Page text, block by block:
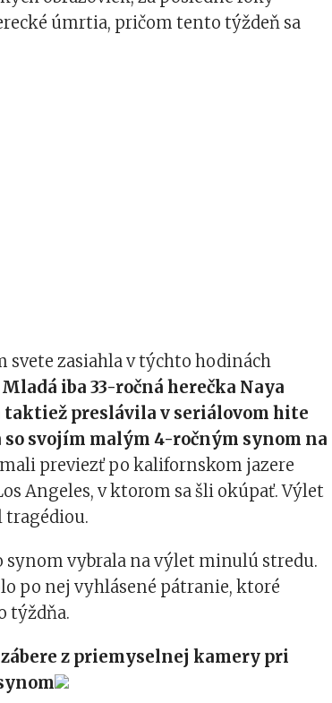
úmrtia, pričom tento týždeň sa
svete zasiahla v týchto hodinách
Mladá iba 33-ročná herečka Naya
taktiež preslávila v seriálovom hite
so svojím malým 4-ročným synom na
previezť po kalifornskom jazere
Angeles, v ktorom sa šli okúpať. Výlet
tragédiou.
synom vybrala na výlet minulú stredu.
po nej vyhlásené pátranie, ktoré
týždňa.
z priemyselnej kamery pri